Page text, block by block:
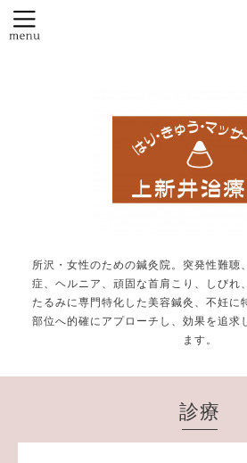
所沢・女性のための鍼灸院。突発性難聴
症、ヘルニア、頑固な首肩こり、しびれ
たるみに専門特化した美容鍼灸、不妊に
部位へ的確にアプローチし、効果を追求
ます。
診療